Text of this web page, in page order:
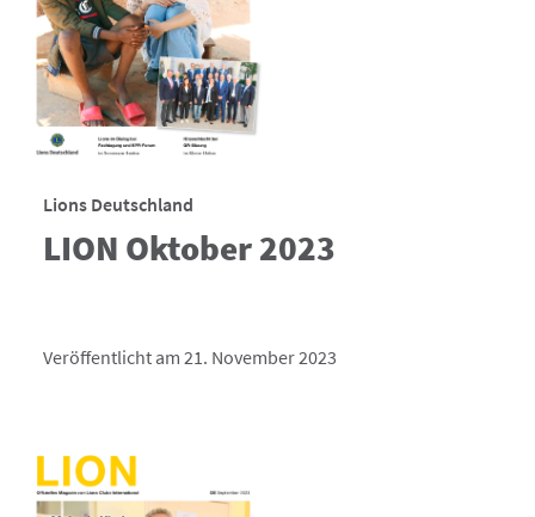
Lions Deutschland
LION Oktober 2023
Veröffentlicht am 21. November 2023